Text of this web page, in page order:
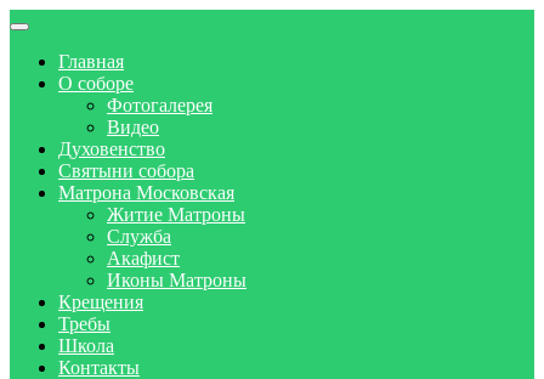
Главная
О соборе
Фотогалерея
Видео
Духовенство
Святыни собора
Матрона Московская
Житие Матроны
Служба
Акафист
Иконы Матроны
Крещения
Требы
Школа
Контакты